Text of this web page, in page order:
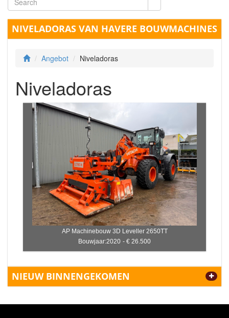
NIVELADORAS VAN HAVERE BOUWMACHINES
Angebot Niveladoras
Niveladoras
AP Machinebouw 3D Leveller 2650TT
Bouwjaar:2020 - € 26.500
NIEUW BINNENGEKOMEN